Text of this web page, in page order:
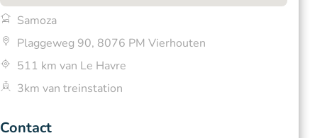
Samoza
Plaggeweg 90, 8076 PM Vierhouten
511 km van Le Havre
3km van treinstation
Contact